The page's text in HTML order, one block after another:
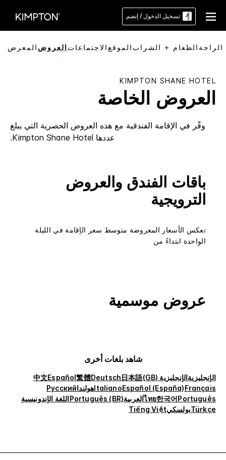
تسجيل الدخول / إنضم
الطعام + الشراب الموقع الاجتماعاتالعروض المعرض
KIMPTON SHANE HOTEL
العروض الخاصة
وفّر في الإقامة الفندقية مع هذه العروض الحصرية التي يبلغ
عددها
Kimpton Shane Hotel
.
باقات الفندق والعروض
الترويجية
تعكس الأسعار المعروضة متوسط سعر الإقامة في الليلة
الواحدة ابتداءً من
عروض موسمية
شاهد بلغات أخرى
الإنجليزيةالإنجليزية (GB) 日本語
Deutsch
繁體
Español
中文
Français
Español (España)
ItalianoهولنداРусский
Português
한국어
ไทยالعربيةPortuguês (BR)اللغة الإندونيسية
TürkçeبولسكيTiếng Việt